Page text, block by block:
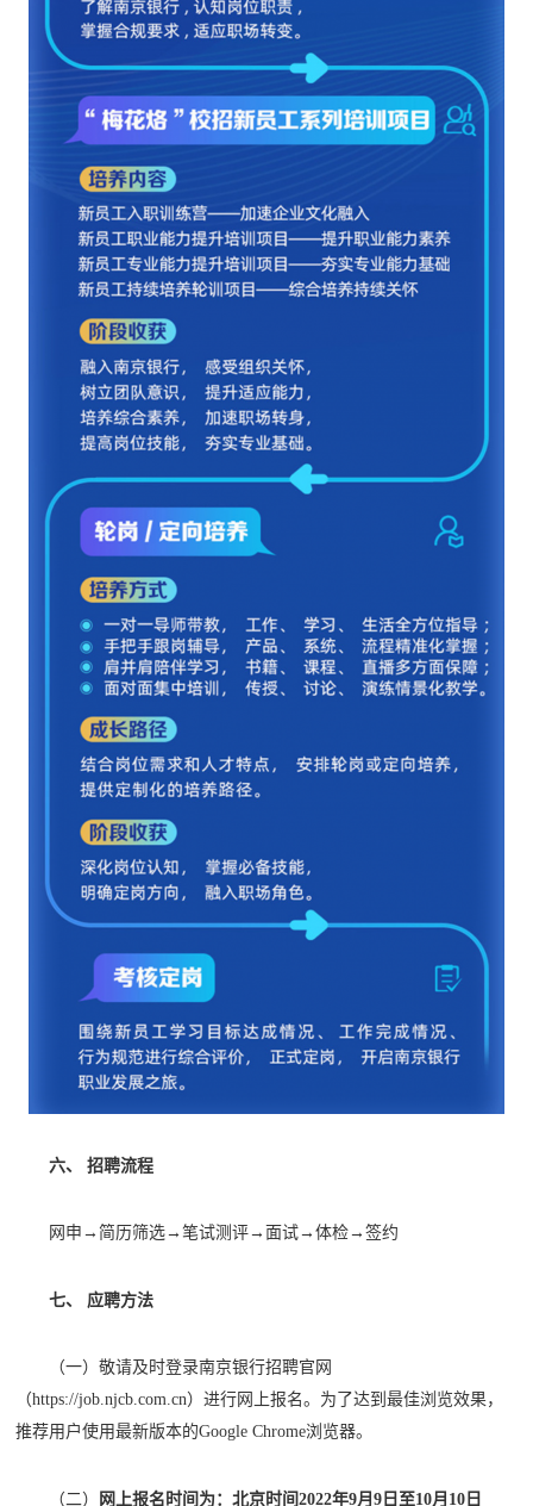
六、 招聘流程
网申 →简历筛选→笔试测评→面试→体检→签约
七、 应聘方法
（一）敬请及时登录南京银行招聘官网
（https://job.njcb.com.cn）进行网上报名。为了达到最佳浏览效果，
推荐用户使用最新版本的Google Chrome浏览器。
（二） 网上报名时间为：北京时间2022年9月9日至10月10日